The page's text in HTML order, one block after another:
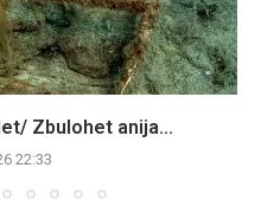
Zbulohet anija...
22:33